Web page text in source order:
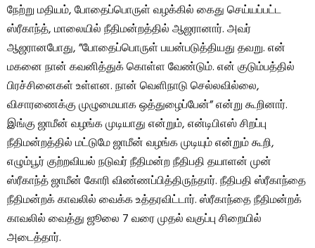
நேற்று மதியம், போதைப்பொருள் வழக்கில் கைது செய்யப்பட்ட
ஸ்ரீகாந்த், மாலையில் நீதிமன்றத்தில் ஆஜரானார். அவர்
ஆஜரானபோது, ​​”போதைப்பொருள் பயன்படுத்தியது தவறு. என்
மகனை நான் கவனித்துக் கொள்ள வேண்டும். என் குடும்பத்தில்
பிரச்சினைகள் உள்ளன. நான் வெளிநாடு செல்லவில்லை,
விசாரணைக்கு முழுமையாக ஒத்துழைப்பேன்” என்று கூறினார்.
இங்கு ஜாமீன் வழங்க முடியாது என்றும், என்டிபிஎஸ் சிறப்பு
நீதிமன்றத்தில் மட்டுமே ஜாமீன் வழங்க முடியும் என்றும் கூறி,
எழும்பூர் குற்றவியல் நடுவர் நீதிமன்ற நீதிபதி தயாளன் முன்
ஸ்ரீகாந்த் ஜாமீன் கோரி விண்ணப்பித்திருந்தார். நீதிபதி ஸ்ரீகாந்தை
நீதிமன்றக் காவலில் வைக்க உத்தரவிட்டார். ஸ்ரீகாந்தை நீதிமன்றக்
காவலில் வைத்து ஜூலை 7 வரை முதல் வகுப்பு சிறையில்
அடைத்தார்.